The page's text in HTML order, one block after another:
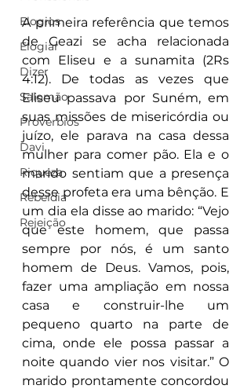
Elogios
Elogiar
Dizer
Salomão
Proverbios
Davi
Riqueza
Rebeldia
Rejeição
A primeira referência que temos
de Geazi se acha relacionada
com Eliseu e a sunamita (2Rs
4:12). De todas as vezes que
Eliseu passava por Suném, em
suas missões de misericórdia ou
juízo, ele parava na casa dessa
mulher para comer pão. Ela e o
marido sentiam que a presença
desse profeta era uma bênção. E
um dia ela disse ao marido: “Vejo
que este homem, que passa
sempre por nós, é um santo
homem de Deus. Vamos, pois,
fazer uma ampliação em nossa
casa e construir-lhe um
pequeno quarto na parte de
cima, onde ele possa passar a
noite quando vier nos visitar.” O
marido prontamente concordou